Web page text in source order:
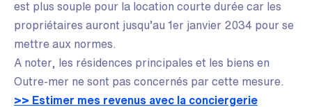
est plus souple pour la location courte durée car les
propriétaires auront jusqu’au 1er janvier 2034 pour se
mettre aux normes.
A noter, les résidences principales et les biens en
Outre-mer ne sont pas concernés par cette mesure.
>> Estimer mes revenus avec la conciergerie